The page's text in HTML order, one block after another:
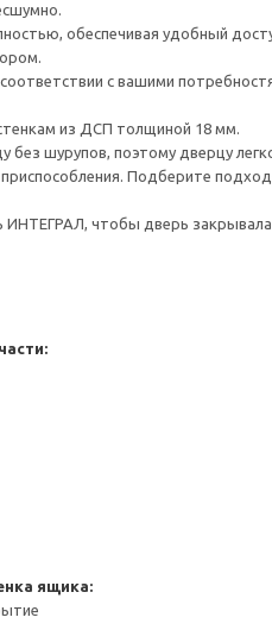
обеспечивая удобный
с вашими
из ДСП толщиной 18 мм.
без шурупов, поэтому дверцу
Подберите
чтобы дверь
ящика: